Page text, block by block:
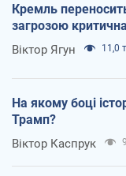
Кремль
загрозою
Віктор Ягун 11,0
На якому боці
Трамп?
Віктор Каспрук